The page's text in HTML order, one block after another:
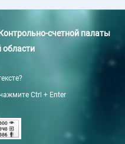
счетной палаты
Ctrl + Enter